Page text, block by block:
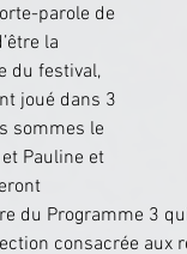
parole de
la
du festival,
joué dans 3
sommes le
Pauline et
du Programme 3
consacrée aux